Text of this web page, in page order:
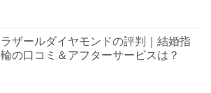
ラザールダイヤモンドの評判｜結婚指
輪の口コミ＆アフターサービスは？